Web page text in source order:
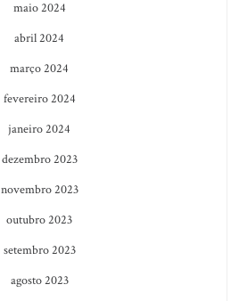
maio 2024
abril 2024
março 2024
fevereiro 2024
janeiro 2024
dezembro 2023
novembro 2023
outubro 2023
setembro 2023
agosto 2023